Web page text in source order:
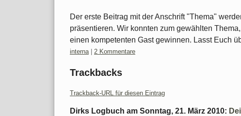
Der erste Beitrag mit der Anschrift "Thema"
präsentieren. Wir konnten zum gewählten
einen kompetenten Gast gewinnen. Lasst Euch
Kategorien:
interna| 2 Kommentare
Trackbacks
Trackback-URL für diesen Eintrag
Dirks Logbuch am Sonntag, 21. März 2010: